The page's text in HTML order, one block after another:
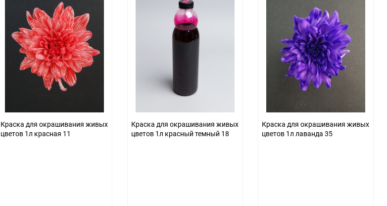
Краска для окрашивания живых
цветов 1л красная 11
Краска для окрашивания живых
цветов 1л красный темный 18
Краска для окрашивания живых
цветов 1л лаванда 35